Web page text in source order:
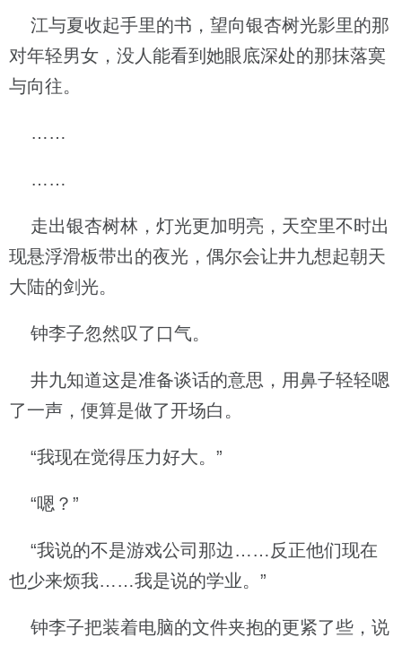
江与夏收起手里的书，望向银杏树光影里的那
对年轻男女，没人能看到她眼底深处的那抹落寞
与向往。
……
……
走出银杏树林，灯光更加明亮，天空里不时出
现悬浮滑板带出的夜光，偶尔会让井九想起朝天
大陆的剑光。
钟李子忽然叹了口气。
井九知道这是准备谈话的意思，用鼻子轻轻嗯
了一声，便算是做了开场白。
“我现在觉得压力好大。”
“嗯？”
“我说的不是游戏公司那边……反正他们现在
也少来烦我……我是说的学业。”
钟李子把装着电脑的文件夹抱的更紧了些，说